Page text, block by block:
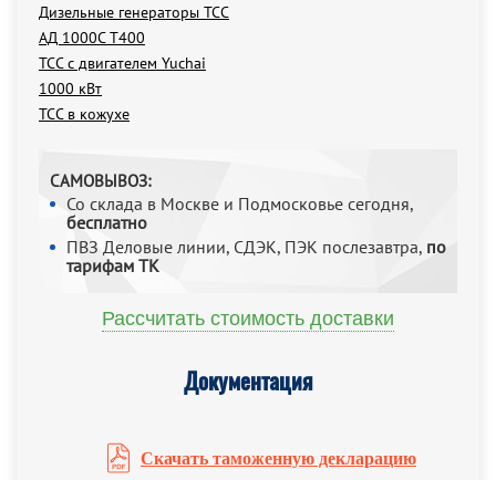
Дизельные генераторы ТСС
АД 1000С Т400
ТСС с двигателем Yuchai
1000 кВт
ТСС в кожухе
САМОВЫВОЗ:
Со склада в Москве и Подмосковье сегодня,
бесплатно
ПВЗ Деловые линии, СДЭК, ПЭК послезавтра, по
тарифам ТК
Рассчитать стоимость доставки
Документация
Скачать таможенную декларацию